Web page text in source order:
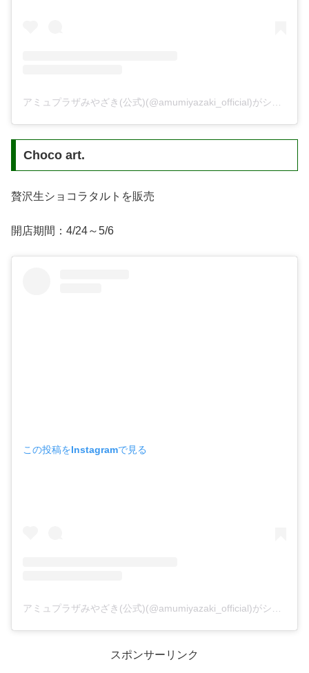
Choco art.
贅沢生ショコラタルトを販売
開店期間：4/24～5/6
この投稿をInstagramで見る
スポンサーリンク